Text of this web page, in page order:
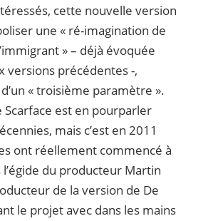
cette nouvelle version
une « ré-imagination de
» – déjà évoquée
versions précédentes -,
« troisième paramètre ».
Scarface est en pourparler
mais c’est en 2011
ont réellement commencé à
du producteur Martin
de la version de De
le projet avec dans les mains